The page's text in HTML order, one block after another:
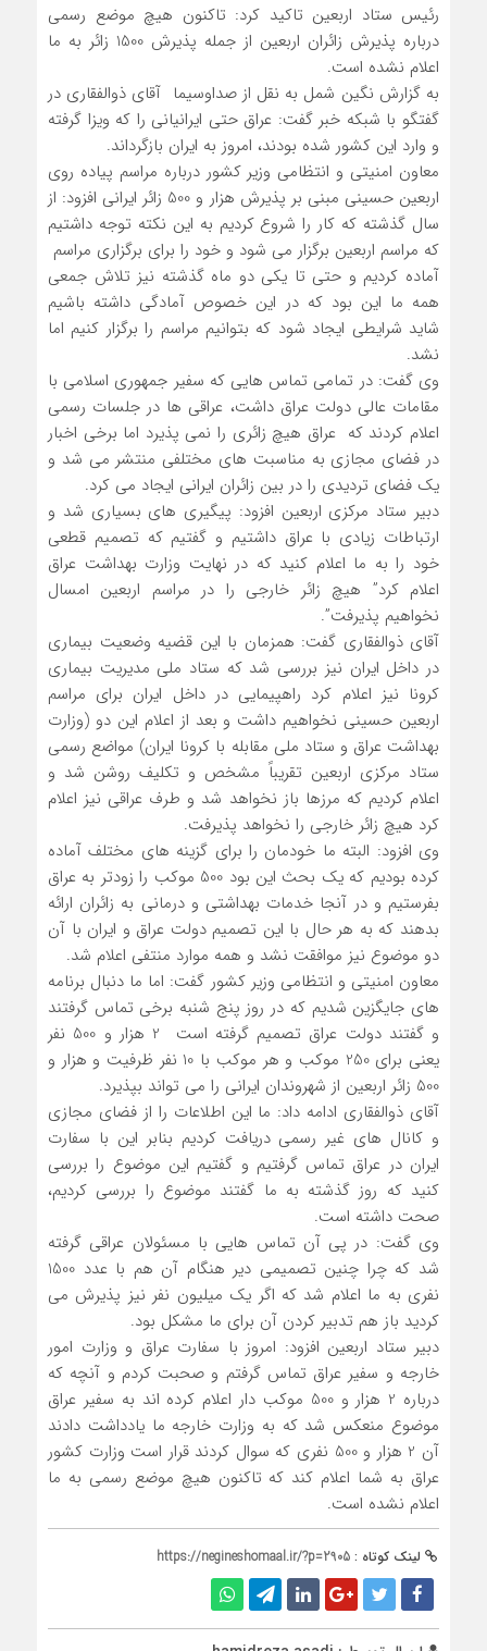
رئیس ستاد اربعین تاکيد کرد:​ تاکنون هيچ موضع رسمي
درباره پذيرش زائران اربعين از جمله پذيرش 1500 زائر به ما
اعلام نشده است.
به گزارش نگین شمل به نقل از صداوسیما آقاي ­ذوالفقاری در
گفتگو با شبکه خبر گفت: عراق حتی ایرانیانی را که ویزا گرفته
و وارد این کشور شده بودند، امروز به ایران بازگرداند.
معاون امنیتی و انتظامی وزیر کشور درباره مراسم پیاده روی
اربعین حسینی مبنی بر پذیرش هزار و 500 زائر ایرانی افزود: از
سال گذشته که کار را شروع کردیم به این نکته توجه داشتیم
که مراسم اربعین برگزار می شود و خود را برای برگزاری مراسم
آماده کردیم و حتی تا یکی دو ماه گذشته نیز تلاش جمعی
همه ما این بود که در این خصوص آمادگی داشته باشیم
شاید شرایطی ایجاد شود که بتوانیم مراسم را برگزار کنیم اما
نشد.
وی گفت: در تمامی تماس هایی که سفیر جمهوری اسلامی با
مقامات عالی دولت عراق داشت، عراقی ها در جلسات رسمی
اعلام کردند که عراق هیچ زائری را نمی پذیرد اما برخی اخبار
در فضای مجازی به مناسبت های مختلفی منتشر می شد و
یک فضای تردیدی را در بین زائران ایرانی ایجاد می کرد.
دبیر ستاد مرکزی اربعین افزود: پیگیری های بسیاری شد و
ارتباطات زیادی با عراق داشتیم و گفتیم که تصمیم قطعی
خود را به ما اعلام کنید که در نهایت وزارت بهداشت عراق
اعلام کرد” هیچ زائر خارجی را در مراسم اربعین امسال
نخواهیم پذیرفت”.
آقای ذوالفقاری گفت: همزمان با این قضیه وضعیت بیماری
در داخل ایران نیز بررسی شد که ستاد ملی مدیریت بیماری
کرونا نیز اعلام کرد راهپیمایی در داخل ایران برای مراسم
اربعین حسینی نخواهیم داشت و بعد از اعلام این دو (وزارت
بهداشت عراق و ستاد ملی مقابله با کرونا ایران) مواضع رسمی
ستاد مرکزی اربعین تقریباً مشخص و تکلیف روشن شد و
اعلام کردیم که مرزها باز نخواهد شد و طرف عراقی نیز اعلام
کرد هیچ زائر خارجی را نخواهد پذیرفت.
وی افزود: البته ما خودمان را برای گزینه های مختلف آماده
کرده بودیم که یک بحث این بود 500 موکب را زودتر به عراق
بفرستیم و در آنجا خدمات بهداشتی و درمانی به زائران ارائه
بدهند که به هر حال با این تصمیم دولت عراق و ایران با آن
دو موضوع نیز موافقت نشد و همه موارد منتفی اعلام شد.
معاون امنیتی و انتظامی وزیر کشور گفت: اما ما دنبال برنامه
های جایگزین شدیم که در روز پنج شنبه برخی تماس گرفتند
و گفتند دولت عراق تصمیم گرفته است 2 هزار و 500 نفر
یعنی برای 250 موکب و هر موکب با 10 نفر ظرفیت و هزار و
500 زائر اربعین از شهروندان ایرانی را می تواند بپذیرد.
آقای ذوالفقاری ادامه داد: ما این اطلاعات را از فضای مجازی
و کانال های غیر رسمی دریافت کردیم بنابر این با سفارت
ایران در عراق تماس گرفتیم و گفتیم این موضوع را بررسی
کنید که روز گذشته به ما گفتند موضوع را بررسی کردیم،
صحت داشته است.
وی گفت: در پی آن تماس هایی با مسئولان عراقی گرفته
شد که چرا چنین تصمیمی دیر هنگام آن هم با عدد 1500
نفری به ما اعلام شد که اگر یک میلیون نفر نیز پذیرش می
کردید باز هم تدبیر کردن آن برای ما مشکل بود.
دبیر ستاد اربعین افزود: امروز با سفارت عراق و وزارت امور
خارجه و سفیر عراق تماس گرفتم و صحبت کردم و آنچه که
درباره 2 هزار و 500 موکب دار اعلام کرده اند به سفیر عراق
موضوع منعکس شد که به وزارت خارجه ما یادداشت دادند
آن 2 هزار و 500 نفری که سوال کردند قرار است وزارت کشور
عراق به شما اعلام کند که تاکنون هیچ موضع رسمی به ما
اعلام نشده است.
لینک کوتاه : https://negineshomaal.ir/?p=2905